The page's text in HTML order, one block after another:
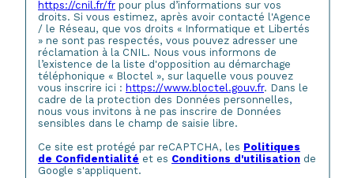
https://cnil.fr/fr pour plus d’informations sur vos
droits. Si vous estimez, après avoir contacté l'Agence
/ le Réseau, que vos droits « Informatique et Libertés
» ne sont pas respectés, vous pouvez adresser une
réclamation à la CNIL. Nous vous informons de
l’existence de la liste d'opposition au démarchage
téléphonique « Bloctel », sur laquelle vous pouvez
vous inscrire ici : https://www.bloctel.gouv.fr. Dans le
cadre de la protection des Données personnelles,
nous vous invitons à ne pas inscrire de Données
sensibles dans le champ de saisie libre.
Ce site est protégé par reCAPTCHA, les Politiques
de Confidentialité et es Conditions d'utilisation de
Google s'appliquent.